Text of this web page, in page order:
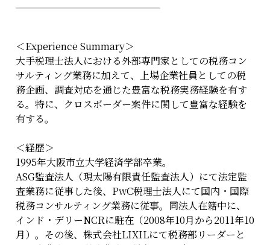
＜Experience Summary＞
大手税理士法人における外部専門家としての税務コン
サルティング業務に加えて、上場企業社員としての税
務企画、調査対応を通じた豊富な税務実務経験を有す
る。特に、クロスボーダー案件に関して豊富な経験を
有する。
＜経歴＞
1995年大阪市立大学経済学部卒業。
ASG監査法人（現太陽有限責任監査法人）にて法定監
査業務に従事した後、PwC税理士法人にて国内・国際
税務コンサルティング業務に従事。同法人在籍中に、
インド・デリーNCRに駐在（2008年10月から2011年10
月）。その後、株式会社LIXILにて税務部リーダーと